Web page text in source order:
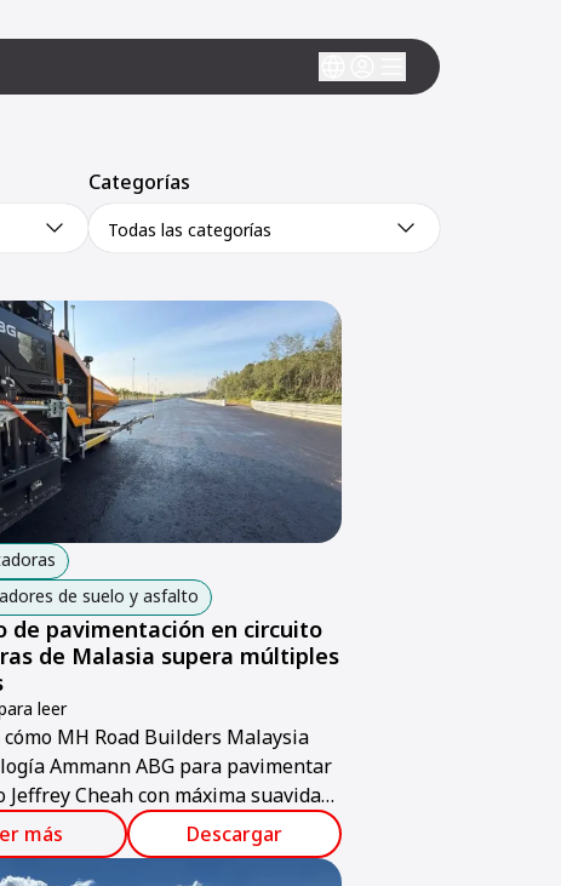
Categorías
Todas las categorías
de suelo y asfalto
de pavimentación en circuito
de Malasia supera múltiples
leer
MH Road Builders Malaysia
Ammann ABG para pavimentar
Jeffrey Cheah con máxima suavidad
más Descargar